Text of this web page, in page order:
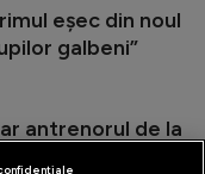
eșec din noul
galbeni”
antrenorul de la